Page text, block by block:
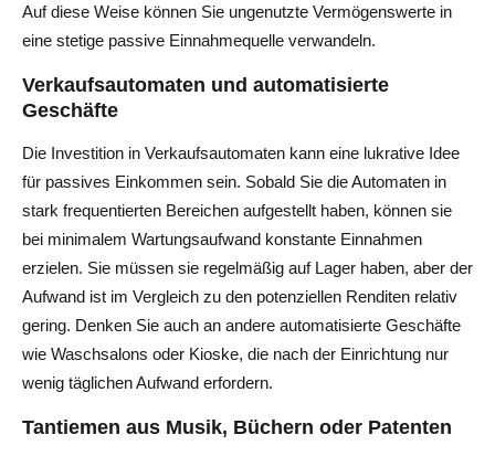
Auf diese Weise können Sie ungenutzte Vermögenswerte in
eine stetige passive Einnahmequelle verwandeln.
Verkaufsautomaten und automatisierte
Geschäfte
Die Investition in Verkaufsautomaten kann eine lukrative Idee
für passives Einkommen sein. Sobald Sie die Automaten in
stark frequentierten Bereichen aufgestellt haben, können sie
bei minimalem Wartungsaufwand konstante Einnahmen
erzielen. Sie müssen sie regelmäßig auf Lager haben, aber der
Aufwand ist im Vergleich zu den potenziellen Renditen relativ
gering. Denken Sie auch an andere automatisierte Geschäfte
wie Waschsalons oder Kioske, die nach der Einrichtung nur
wenig täglichen Aufwand erfordern.
Tantiemen aus Musik, Büchern oder Patenten